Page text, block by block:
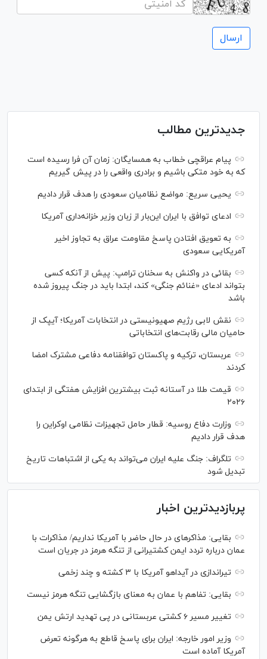
جدیدترین مطالب
پیام عراقچی خطاب به همسایگان: زمان آن فرا رسیده است
که به خود متکی باشیم و برادری واقعی را در پیش گیریم
یحیی سریع: مواضع نظامیان سعودی را هدف قرار دادیم
ادعای توافق با ایران این‌بار از زبان وزیر خزانه‌داری آمریکا
به تعویق افتادن پاسخ مقاومت عراق به تجاوز اخیر
آمریکایی سعودی
بقائی در واکنش به سخنان ترامپ: پیش از آنکه کسی
بتواند ادعای «غنائم جنگی» کند، ابتدا باید در جنگ پیروز شده
باشد
نقش لابی رژیم صهیونیستی در انتخابات آمریکا؛ آیپک از
حامیان مالی رقابت‌های انتخاباتی
عربستان، ترکیه و پاکستان توافقنامه دفاعی مشترک امضا
کردند
قیمت طلا در آستانه ثبت بیشترین افزایش هفتگی از ابتدای
۲۰۲۶
وزارت دفاع روسیه: قطار حامل تجهیزات نظامی اوکراین را
هدف قرار دادیم
تلگراف: جنگ علیه ایران می‌تواند به یکی از اشتباهات تاریخ
تبدیل شود
پربازدیدترین اخبار
بقایی: مذاکره‎ای در حال حاضر با آمریکا نداریم/ مذاکرات با
عمان درباره تردد ایمن کشتیرانی از تنگه هرمز در جریان است
تیراندازی در آیداهو آمریکا با ۳ کشته و چند زخمی
بقایی: تفاهم با عمان به معنای بازگشایی تنگه هرمز نیست
تغییر مسیر ۶ کشتی عربستانی در پی تهدید ارتش یمن
وزیر امور خارجه: ایران برای پاسخ قاطع به هرگونه تعرض
آمریکا آماده است